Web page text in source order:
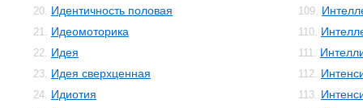
20. Идентичность половая
21. Идеомоторика
22. Идея
23. Идея сверхценная
24. Идиотия
109.
110.
111.
112.
113.